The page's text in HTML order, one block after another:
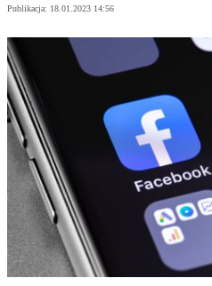
Publikacja: 18.01.2023 14:56